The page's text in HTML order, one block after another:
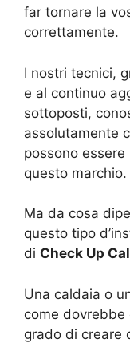
far tornare la
correttamente.
I nostri tecnici,
e al continuo
sottoposti,
assolutamente
possono
questo marchio.
Ma da cosa
questo tipo
di Check Up
Una caldaia o
come dovrebbe
grado di creare